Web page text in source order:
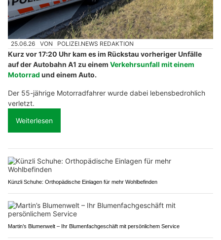
25.06.26 VON POLIZEI.NEWS REDAKTION
Kurz vor 17:20 Uhr kam es im Rückstau vorheriger Unfälle
auf der Autobahn A1 zu einem Verkehrsunfall mit einem
Motorrad und einem Auto.
Der 55-jährige Motorradfahrer wurde dabei lebensbedrohlich
verletzt.
Weiterlesen
Künzli Schuhe: Orthopädische Einlagen für mehr Wohlbefinden
Martin’s Blumenwelt – Ihr Blumenfachgeschäft mit persönlichem Service